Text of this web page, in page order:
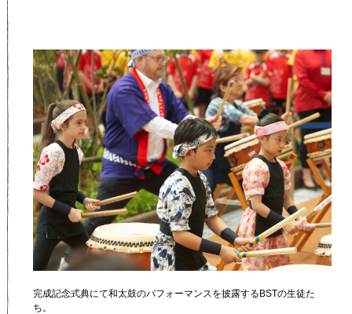
完成記念式典にて和太鼓のパフォーマンスを披露するBSTの生徒た
ち。